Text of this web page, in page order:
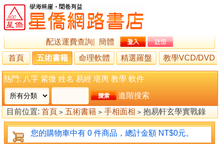
配送運費查詢
簡體
首頁
五術書籍 命理軟體 精選羅盤 教學VCD/DVD
熱門: 八字 紫微 姓名 易經 堪輿 教學 軟件
進階搜索
目前位置: 首頁 > 五術書籍 > 手相面相 > 抱易軒玄學實戰錄
您的購物車中有 0 件商品，總計金額 NT$0元。